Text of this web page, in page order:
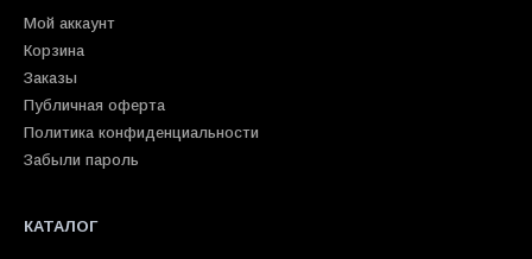
Мой аккаунт
Корзина
Заказы
Публичная оферта
Политика конфиденциальности
Забыли пароль
КАТАЛОГ